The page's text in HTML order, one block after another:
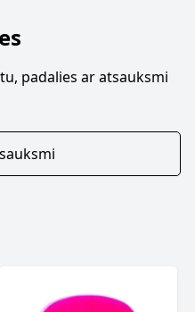
padalies ar atsauksmi